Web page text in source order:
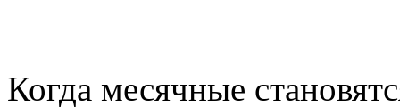
Когда месячные